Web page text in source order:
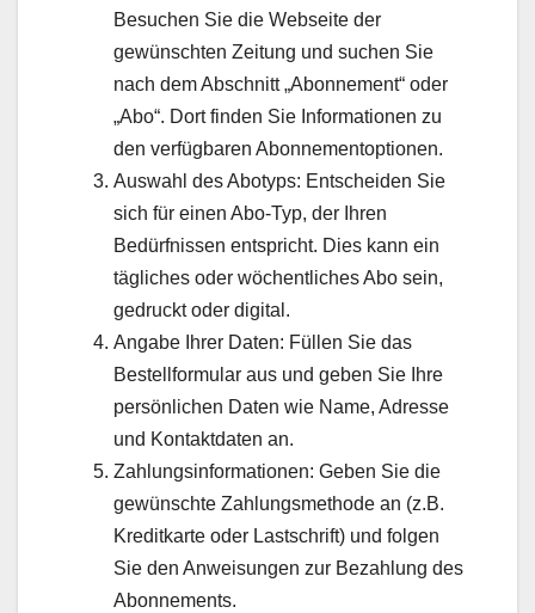
Besuchen Sie die Webseite der
gewünschten Zeitung und suchen Sie
nach dem Abschnitt „Abonnement“ oder
„Abo“. Dort finden Sie Informationen zu
den verfügbaren Abonnementoptionen.
Auswahl des Abotyps: Entscheiden Sie
sich für einen Abo-Typ, der Ihren
Bedürfnissen entspricht. Dies kann ein
tägliches oder wöchentliches Abo sein,
gedruckt oder digital.
Angabe Ihrer Daten: Füllen Sie das
Bestellformular aus und geben Sie Ihre
persönlichen Daten wie Name, Adresse
und Kontaktdaten an.
Zahlungsinformationen: Geben Sie die
gewünschte Zahlungsmethode an (z.B.
Kreditkarte oder Lastschrift) und folgen
Sie den Anweisungen zur Bezahlung des
Abonnements.